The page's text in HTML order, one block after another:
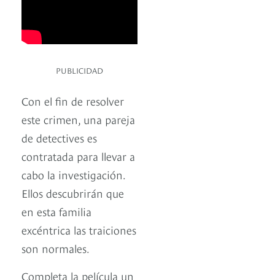
PUBLICIDAD
Con el fin de resolver
este crimen, una pareja
de detectives es
contratada para llevar a
cabo la investigación.
Ellos descubrirán que
en esta familia
excéntrica las traiciones
son normales.
Completa la película un